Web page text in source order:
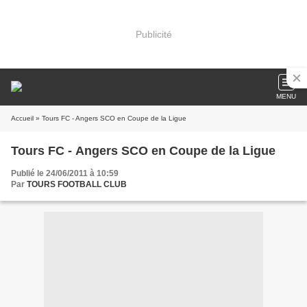
Publicité
MENU
Accueil » Tours FC - Angers SCO en Coupe de la Ligue
Tours FC - Angers SCO en Coupe de la Ligue
Publié le 24/06/2011 à 10:59
Par TOURS FOOTBALL CLUB